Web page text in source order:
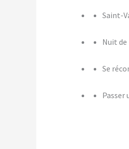
Saint-
Nuit de
Se
Passer